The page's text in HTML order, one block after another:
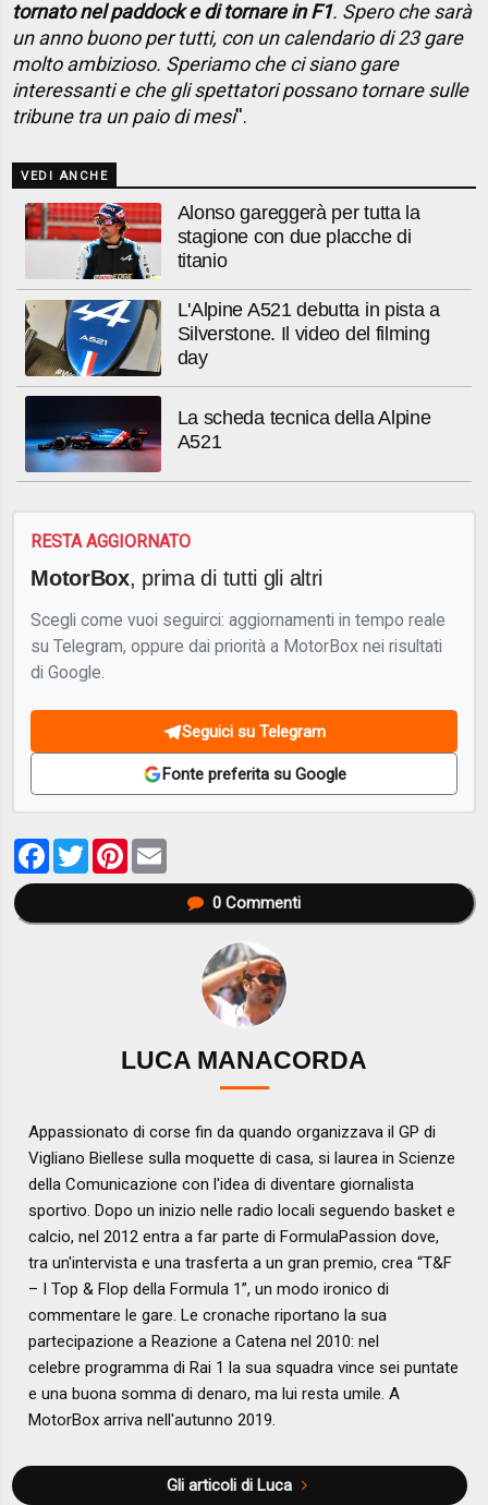
tornato nel paddock e di tornare in F1. Spero che sarà
un anno buono per tutti, con un calendario di 23 gare
molto ambizioso. Speriamo che ci siano gare
interessanti e che gli spettatori possano tornare sulle
tribune tra un paio di mesi''.
VEDI ANCHE
Alonso gareggerà per tutta la
stagione con due placche di
titanio
L'Alpine A521 debutta in pista a
Silverstone. Il video del filming
day
La scheda tecnica della Alpine
A521
RESTA AGGIORNATO
MotorBox, prima di tutti gli altri
Scegli come vuoi seguirci: aggiornamenti in tempo reale
su Telegram, oppure dai priorità a MotorBox nei risultati
di Google.
Seguici su Telegram
Fonte preferita su Google
Facebook
TwitterPinterest
0Commenti
LUCA MANACORDA
Appassionato di corse fin da quando organizzava il GP di
Vigliano Biellese sulla moquette di casa, si laurea in Scienze
della Comunicazione con l'idea di diventare giornalista
sportivo. Dopo un inizio nelle radio locali seguendo basket e
calcio, nel 2012 entra a far parte di FormulaPassion dove,
tra un'intervista e una trasferta a un gran premio, crea “T&F
– I Top & Flop della Formula 1”, un modo ironico di
commentare le gare. Le cronache riportano la sua
partecipazione a Reazione a Catena nel 2010: nel
celebre programma di Rai 1 la sua squadra vince sei puntate
e una buona somma di denaro, ma lui resta umile. A
MotorBox arriva nell'autunno 2019.
Gli articoli di Luca